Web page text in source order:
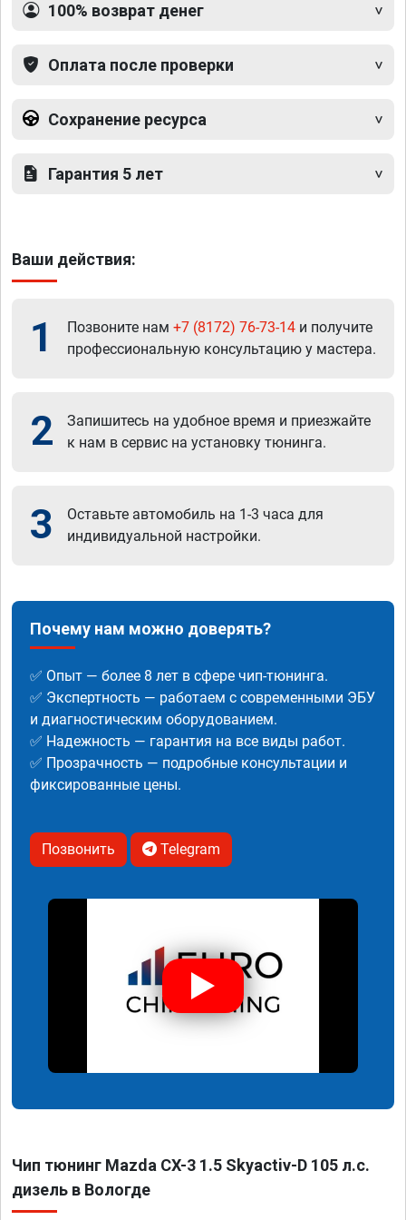
100% возврат денег
Оплата после проверки
Сохранение ресурса
Гарантия 5 лет
Ваши действия:
1 Позвоните нам +7 (8172) 76-73-14 и получите
профессиональную консультацию у мастера.
2
Запишитесь на удобное время и приезжайте
к нам в сервис на установку тюнинга.
3
Оставьте автомобиль на 1-3 часа для
индивидуальной настройки.
Почему нам можно доверять?
✅ Опыт — более 8 лет в сфере чип-тюнинга.
✅ Экспертность — работаем с современными ЭБУ
и диагностическим оборудованием.
✅ Надежность — гарантия на все виды работ.
✅ Прозрачность — подробные консультации и
фиксированные цены.
Позвонить Telegram
Чип тюнинг Mazda CX-3 1.5 Skyactiv-D 105 л.с.
дизель в Вологде